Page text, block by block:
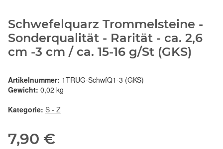
Schwefelquarz Trommelsteine -
Sonderqualität - Rarität - ca. 2,6
cm -3 cm / ca. 15-16 g/St (GKS)
Artikelnummer: 1TRUG-SchwfQ1-3 (GKS)
Gewicht: 0,02 kg
Kategorie: S - Z
7,90 €